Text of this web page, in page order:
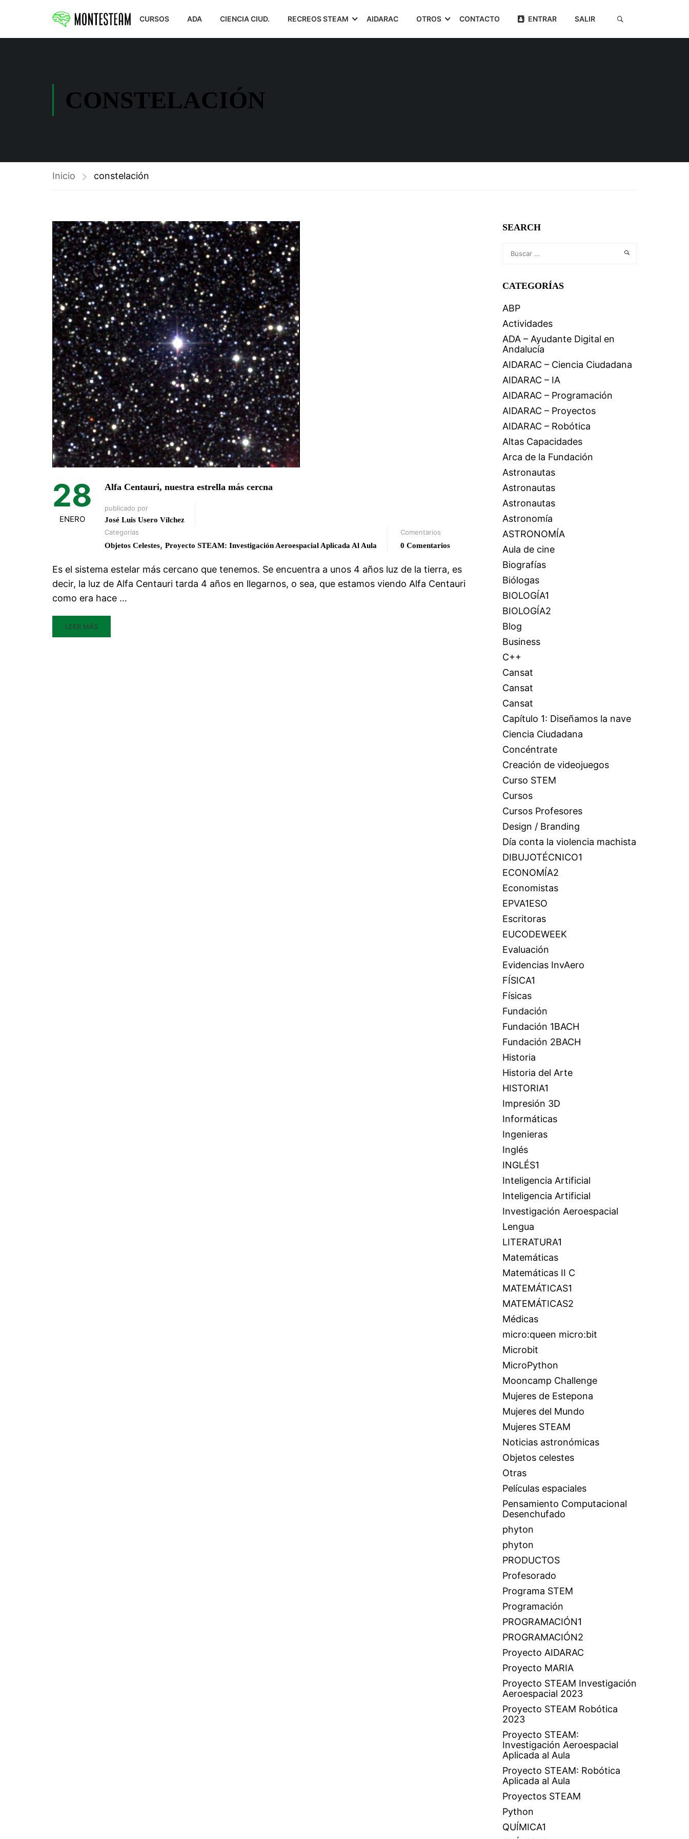
CURSOS ADA CIENCIA CIUD. RECREOS STEAM AIDARAC OTROS CONTACTO ENTRAR SALIR
CONSTELACIÓN
Inicio constelación
28
ENERO
Alfa Centauri, nuestra estrella más cercna
publicado por
José Luis Usero Vílchez
Categorías
Objetos Celestes, Proyecto STEAM: Investigación Aeroespacial Aplicada Al Aula
Comentarios
0 Comentarios
Es el sistema estelar más cercano que tenemos. Se encuentra a unos 4 años luz de la tierra, es
decir, la luz de Alfa Centauri tarda 4 años en llegarnos, o sea, que estamos viendo Alfa Centauri
como era hace …
LEER MÁS
SEARCH
CATEGORÍAS
ABP
Actividades
ADA – Ayudante Digital en
Andalucía
AIDARAC – Ciencia Ciudadana
AIDARAC – IA
AIDARAC – Programación
AIDARAC – Proyectos
AIDARAC – Robótica
Altas Capacidades
Arca de la Fundación
Astronautas
Astronautas
Astronautas
Astronomía
ASTRONOMÍA
Aula de cine
Biografías
Biólogas
BIOLOGÍA1
BIOLOGÍA2
Blog
Business
C++
Cansat
Cansat
Cansat
Capítulo 1: Diseñamos la nave
Ciencia Ciudadana
Concéntrate
Creación de videojuegos
Curso STEM
Cursos
Cursos Profesores
Design / Branding
Día conta la violencia machista
DIBUJOTÉCNICO1
ECONOMÍA2
Economistas
EPVA1ESO
Escritoras
EUCODEWEEK
Evaluación
Evidencias InvAero
FÍSICA1
Físicas
Fundación
Fundación 1BACH
Fundación 2BACH
Historia
Historia del Arte
HISTORIA1
Impresión 3D
Informáticas
Ingenieras
Inglés
INGLÉS1
Inteligencia Artificial
Inteligencia Artificial
Investigación Aeroespacial
Lengua
LITERATURA1
Matemáticas
Matemáticas II C
MATEMÁTICAS1
MATEMÁTICAS2
Médicas
micro:queen micro:bit
Microbit
MicroPython
Mooncamp Challenge
Mujeres de Estepona
Mujeres del Mundo
Mujeres STEAM
Noticias astronómicas
Objetos celestes
Otras
Películas espaciales
Pensamiento Computacional
Desenchufado
phyton
phyton
PRODUCTOS
Profesorado
Programa STEM
Programación
PROGRAMACIÓN1
PROGRAMACIÓN2
Proyecto AIDARAC
Proyecto MARIA
Proyecto STEAM Investigación
Aeroespacial 2023
Proyecto STEAM Robótica
2023
Proyecto STEAM:
Investigación Aeroespacial
Aplicada al Aula
Proyecto STEAM: Robótica
Aplicada al Aula
Proyectos STEAM
Python
QUÍMICA1